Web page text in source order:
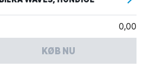
0,00
KØB NU